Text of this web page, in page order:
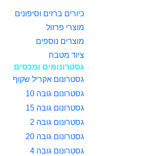
כיורים ברזים וסיפונים
מוצרי פרזול
מוצרים נוספים
ציוד מטבח
גסטרונומים ומכסים
גסטרונום אקריל שקוף
גסטרונום גובה 10
גסטרונום גובה 15
גסטרונום גובה 2
גסטרונום גובה 20
גסטרונום גובה 4